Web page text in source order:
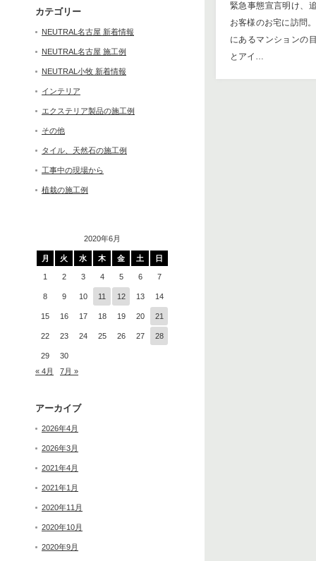
カテゴリー
NEUTRAL名古屋 新着情報
NEUTRAL名古屋 施工例
NEUTRAL小牧 新着情報
インテリア
エクステリア製品の施工例
その他
タイル、天然石の施工例
工事中の現場から
植栽の施工例
2020年6月
月 火 水 木 金 土 日
1 2 3 4 5 6 7
8 9 10 11 12 13 14
15 16 17 18 19 20 21
22 23 24 25 26 27 28
29
30
« 4月
7月 »
アーカイブ
2026年4月
2026年3月
2021年4月
2021年1月
2020年11月
2020年10月
2020年9月
緊急事態宣言明け、
お客様のお宅に訪問
にあるマンションの
とアイ…